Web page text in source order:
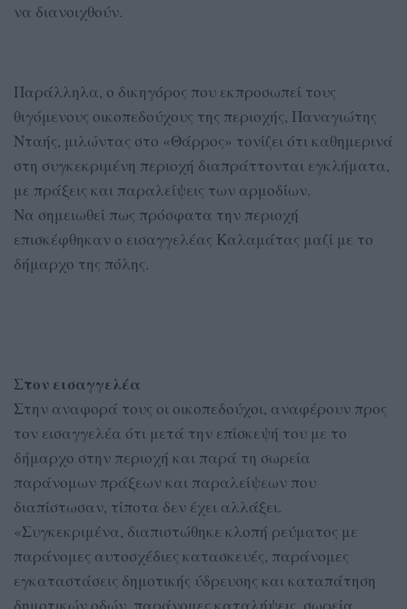
να διανοιχθούν.
Παράλληλα, ο δικηγόρος που εκπροσωπεί τους
θιγόμενους οικοπεδούχους της περιοχής, Παναγιώτης
Νταής, μιλώντας στο «Θάρρος» τονίζει ότι καθημερινά
στη συγκεκριμένη περιοχή διαπράττονται εγκλήματα,
με πράξεις και παραλείψεις των αρμοδίων.
Να σημειωθεί πως πρόσφατα την περιοχή
επισκέφθηκαν ο εισαγγελέας Καλαμάτας μαζί με το
δήμαρχο της πόλης.
Στον εισαγγελέα
Στην αναφορά τους οι οικοπεδούχοι, αναφέρουν προς
τον εισαγγελέα ότι μετά την επίσκεψή του με το
δήμαρχο στην περιοχή και παρά τη σωρεία
παράνομων πράξεων και παραλείψεων που
διαπίστωσαν, τίποτα δεν έχει αλλάξει.
«Συγκεκριμένα, διαπιστώθηκε κλοπή ρεύματος με
παράνομες αυτοσχέδιες κατασκευές, παράνομες
εγκαταστάσεις δημοτικής ύδρευσης και καταπάτηση